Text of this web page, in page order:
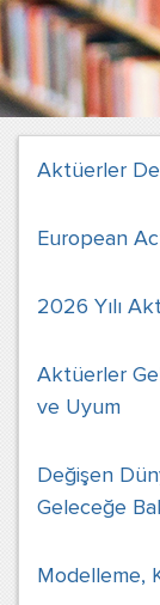
Aktüerler
European
2026 Yılı
Aktüerler
ve Uyum
Değişen
Geleceğe
Modelleme,